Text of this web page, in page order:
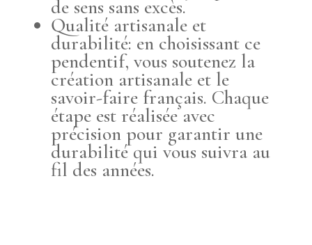
de sens sans excès.
Qualité artisanale et
durabilité: en choisissant ce
pendentif, vous soutenez la
création artisanale et le
savoir-faire français. Chaque
étape est réalisée avec
précision pour garantir une
durabilité qui vous suivra au
fil des années.